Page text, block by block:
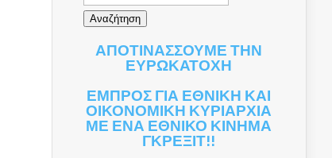
ΑΠΟΤΙΝΑΣΣΟΥΜΕ ΤΗΝ
ΕΥΡΩΚΑΤΟΧΗ
ΕΜΠΡΟΣ ΓΙΑ ΕΘΝΙΚΗ ΚΑΙ
ΟΙΚΟΝΟΜΙΚΗ ΚΥΡΙΑΡΧΙΑ
ΜΕ ΕΝΑ ΕΘΝΙΚΟ ΚΙΝΗΜΑ
ΓΚΡΕΞΙΤ!!